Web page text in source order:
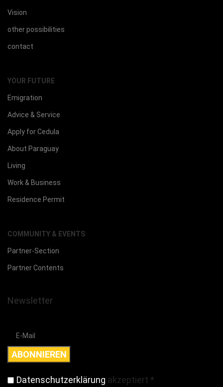
Vision
other possibilities
contact
YOUR FUTURE
Emigration
Advice & Service
Apply for Cedula
About Paraguay
Living
Work & Business
Residence Permit
COMMUNITY & EVENTS
Partner-Section
Partner Contents
Newsletter
Datenschutzerklärung akzeptiert *